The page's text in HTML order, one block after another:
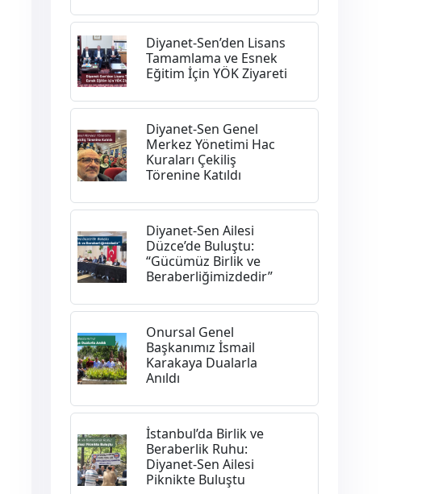
Diyanet-Sen’den Lisans
Tamamlama ve Esnek
Eğitim İçin YÖK Ziyareti
Diyanet-Sen Genel
Merkez Yönetimi Hac
Kuraları Çekiliş
Törenine Katıldı
Diyanet-Sen Ailesi
Düzce’de Buluştu:
“Gücümüz Birlik ve
Beraberliğimizdedir”
Onursal Genel
Başkanımız İsmail
Karakaya Dualarla
Anıldı
İstanbul’da Birlik ve
Beraberlik Ruhu:
Diyanet-Sen Ailesi
Piknikte Buluştu